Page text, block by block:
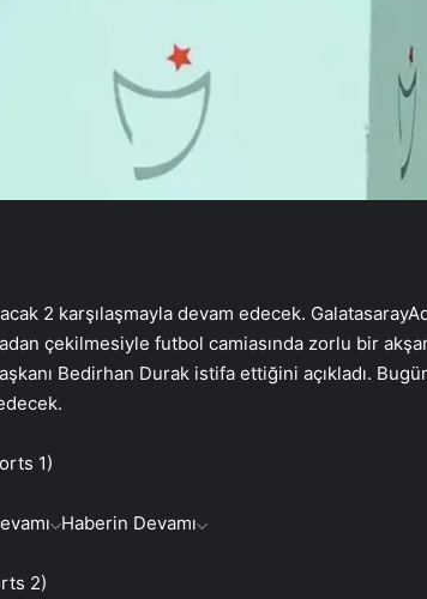
2 karşılaşmayla devam edecek.
çekilmesiyle futbol camiasında zorlu bir
Bedirhan Durak istifa ettiğini açıkladı.
1)
Haberin Devamı
2)